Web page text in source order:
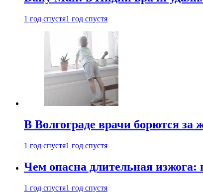
1 год спустя1 год спустя
В Волгограде врачи борются за
1 год спустя1 год спустя
Чем опасна длительная изжога:
1 год спустя1 год спустя